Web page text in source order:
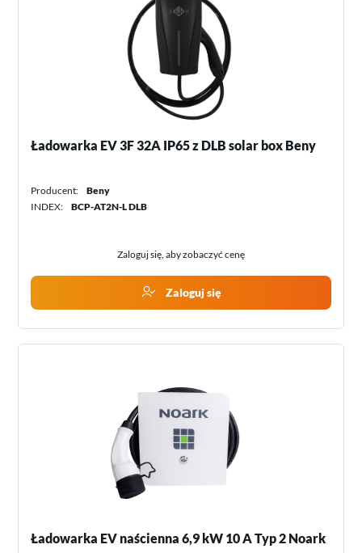
Ładowarka EV 3F 32A IP65 z DLB solar box Beny
Producent:
Beny
INDEX:
BCP-AT2N-L DLB
Zaloguj się, aby zobaczyć cenę
Zaloguj się
Ładowarka EV naścienna 6,9 kW 10 A Typ 2 Noark